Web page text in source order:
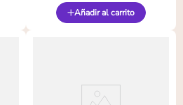
Añadir al carrito